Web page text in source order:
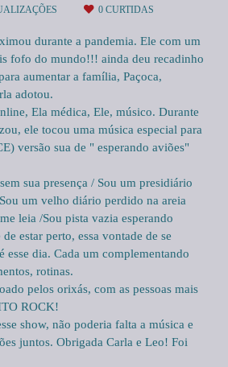
0CURTIDAS
durante a pandemia. Ele com um
fofo do mundo!!! ainda deu recadinho
aumentar a família, Paçoca,
adotou.
Ela médica, Ele, músico. Durante
ele tocou uma música especial para
versão sua de " esperando aviões"
sua presença / Sou um presidiário
um velho diário perdido na areia
leia /Sou pista vazia esperando
estar perto, essa vontade de se
esse dia. Cada um complementando
rotinas.
pelos orixás, com as pessoas mais
ROCK!
show, não poderia falta a música e
juntos. Obrigada Carla e Leo! Foi